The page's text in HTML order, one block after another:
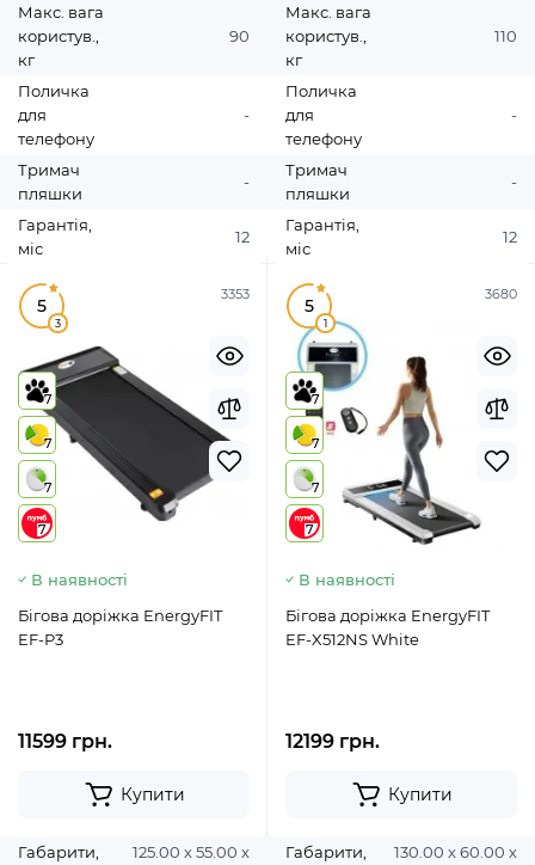
Макс. вага
користув.,
кг
90
Поличка
для
телефону
-
Тримач
пляшки
-
Гарантія,
міс
12
Макс. вага
користув.,
кг
110
Поличка
для
телефону
-
Тримач
пляшки
-
Гарантія,
міс
12
3353
5
3
7
7
7
7
В наявності
Бігова доріжка EnergyFIT
EF-P3
11599 грн.
Купити
Габарити,
125.00 х 55.00 х
3680
5
1
7
7
7
7
В наявності
Бігова доріжка EnergyFIT
EF-X512NS White
12199 грн.
Купити
Габарити,
130.00 х 60.00 х